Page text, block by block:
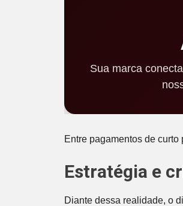
Sua marca
Entre pagamentos de
Estratégia e
Diante dessa realidade, o